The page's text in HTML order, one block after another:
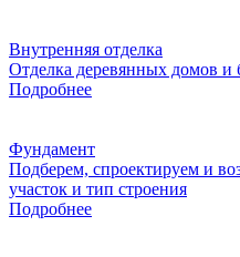
Внутренняя отделка
Отделка деревянных домов и
Подробнее
Фундамент
Подберем, спроектируем и
участок и тип строения
Подробнее